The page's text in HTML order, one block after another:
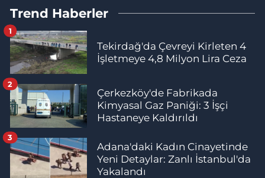
Trend Haberler
Tekirdağ'da Çevreyi Kirleten 4
İşletmeye 4,8 Milyon Lira Ceza
1
Çerkezköy'de Fabrikada
Kimyasal Gaz Paniği: 3 İşçi
Hastaneye Kaldırıldı
2
Adana'daki Kadın Cinayetinde
Yeni Detaylar: Zanlı İstanbul'da
Yakalandı
3